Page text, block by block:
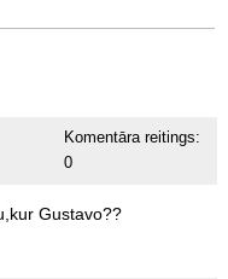
Komentāra reitings:
0
Gustavo??